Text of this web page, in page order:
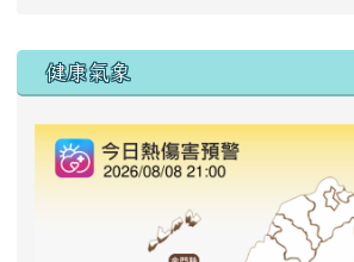
右邊區域內容
健康氣象